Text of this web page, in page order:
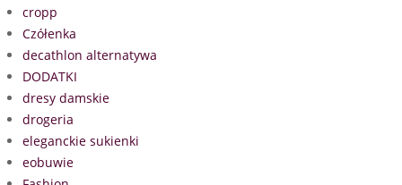
cropp
Czółenka
decathlon alternatywa
DODATKI
dresy damskie
drogeria
eleganckie sukienki
eobuwie